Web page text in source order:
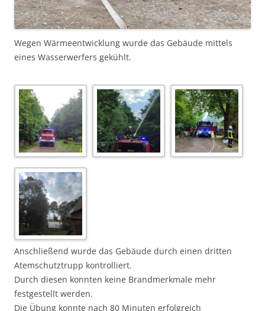
Wegen Wärmeentwicklung wurde das Gebäude mittels
eines Wasserwerfers gekühlt.
Anschließend wurde das Gebäude durch einen dritten
Atemschutztrupp kontrolliert.
Durch diesen konnten keine Brandmerkmale mehr
festgestellt werden.
Die Übung konnte nach 80 Minuten erfolgreich